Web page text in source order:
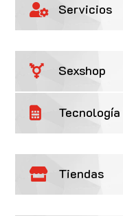
 Servicios
 Sexshop
 Tecnología
 Tiendas